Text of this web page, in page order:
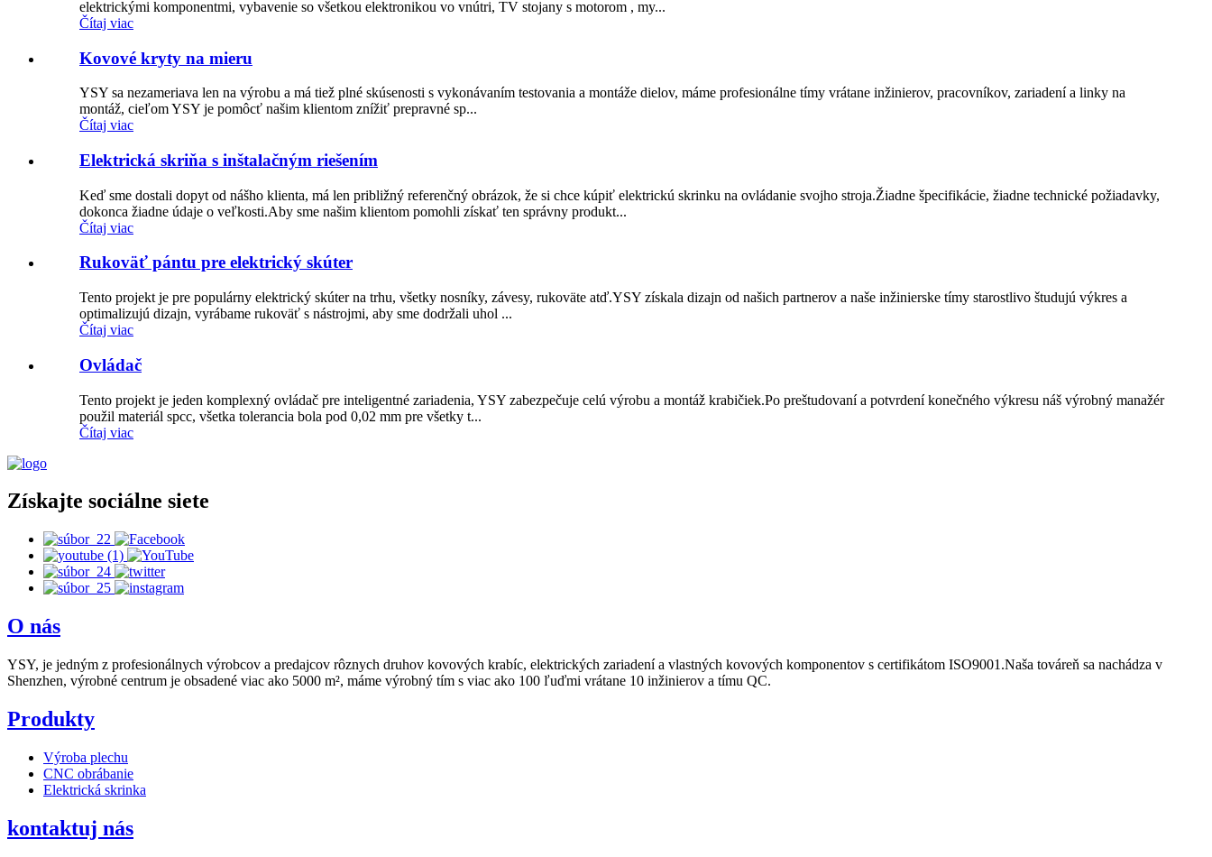
elektrickými komponentmi, vybavenie so všetkou elektronikou vo vnútri, TV stojany s motorom , my...
Čítaj viac
Kovové kryty na mieru
YSY sa nezameriava len na výrobu a má tiež plné skúsenosti s vykonávaním testovania a montáže dielov, máme profesionálne tímy vrátane inžinierov, pracovníkov, zariadení a linky na
montáž, cieľom YSY je pomôcť našim klientom znížiť prepravné sp...
Čítaj viac
Elektrická skriňa s inštalačným riešením
Keď sme dostali dopyt od nášho klienta, má len približný referenčný obrázok, že si chce kúpiť elektrickú skrinku na ovládanie svojho stroja.Žiadne špecifikácie, žiadne technické požiadavky,
dokonca žiadne údaje o veľkosti.Aby sme našim klientom pomohli získať ten správny produkt...
Čítaj viac
Rukoväť pántu pre elektrický skúter
Tento projekt je pre populárny elektrický skúter na trhu, všetky nosníky, závesy, rukoväte atď.YSY získala dizajn od našich partnerov a naše inžinierske tímy starostlivo študujú výkres a
optimalizujú dizajn, vyrábame rukoväť s nástrojmi, aby sme dodržali uhol ...
Čítaj viac
Ovládač
Tento projekt je jeden komplexný ovládač pre inteligentné zariadenia, YSY zabezpečuje celú výrobu a montáž krabičiek.Po preštudovaní a potvrdení konečného výkresu náš výrobný manažér
použil materiál spcc, všetka tolerancia bola pod 0,02 mm pre všetky t...
Čítaj viac
Získajte sociálne siete
O nás
YSY, je jedným z profesionálnych výrobcov a predajcov rôznych druhov kovových krabíc, elektrických zariadení a vlastných kovových komponentov s certifikátom ISO9001.Naša továreň sa nachádza v
Shenzhen, výrobné centrum je obsadené viac ako 5000 m², máme výrobný tím s viac ako 100 ľuďmi vrátane 10 inžinierov a tímu QC.
Produkty
Výroba plechu
CNC obrábanie
Elektrická skrinka
kontaktuj nás